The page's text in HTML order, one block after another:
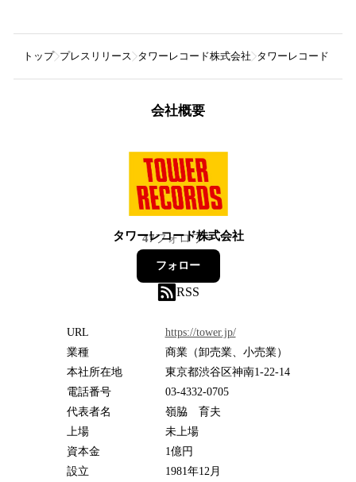
トップ プレスリリース タワーレコード株式会社 タワーレコード「
会社概要
タワーレコード株式会社
47フォロワー
フォロー
RSS
URL
https://tower.jp/
業種
商業（卸売業、小売業）
本社所在地
東京都渋谷区神南1-22-14
電話番号
03-4332-0705
代表者名
嶺脇 育夫
上場
未上場
資本金
1億円
設立
1981年12月